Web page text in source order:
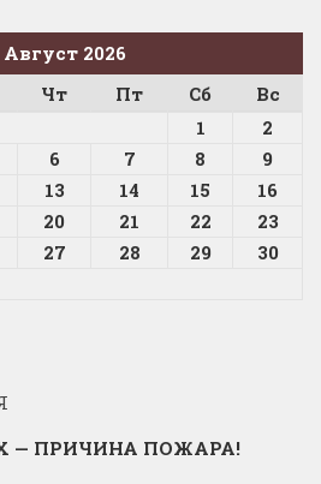
Август 2026
Чт Пт Сб
Вс
1
2
6 7 8
9
13 14 15
16
20 21 22
23
27 28 29
30
— ПРИЧИНА ПОЖАРА!